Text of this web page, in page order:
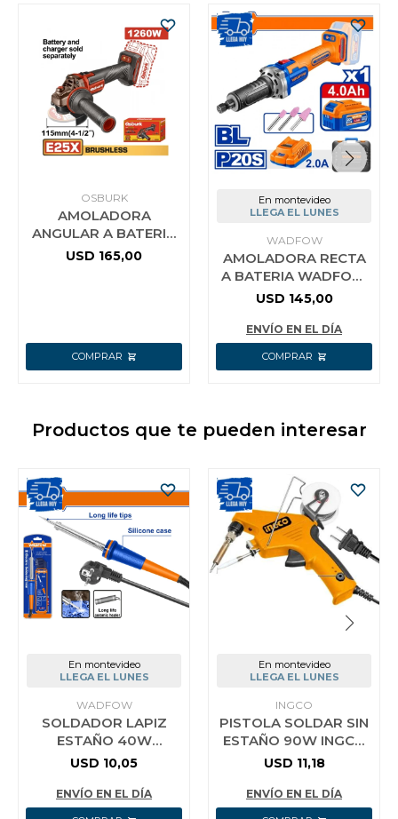
OSBURK
AMOLADORA
ANGULAR A BATERIA
25V E25X 115MM (4-
USD 165,00
En montevideo
LLEGA EL LUNES
WADFOW
AMOLADORA RECTA
A BATERIA WADFOW
20V P20S + BATERIA
ACCES
USD 145,00
ENVÍO EN EL DÍA
Productos que te pueden interesar
En montevideo
LLEGA EL LUNES
WADFOW
SOLDADOR LAPIZ
ESTAÑO 40W
WADFOW
USD 10,05
ENVÍO EN EL DÍA
En montevideo
LLEGA EL LUNES
INGCO
PISTOLA SOLDAR SIN
ESTAÑO 90W INGCO
SI016732
USD 11,18
ENVÍO EN EL DÍA